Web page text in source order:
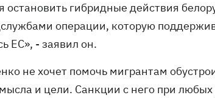
гибридные действия
операции, которую
ЕС», - заявил он.
не хочет помочь мигрантам
и цели. Санкции с него при